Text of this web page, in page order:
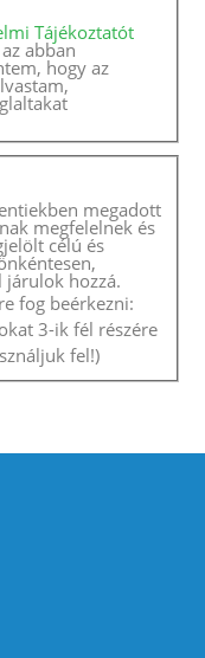
Tájékoztatót
abban
megadott
megfelelnek és
célú és
hozzá.
fog beérkezni:
3-ik fél részére
fel!)